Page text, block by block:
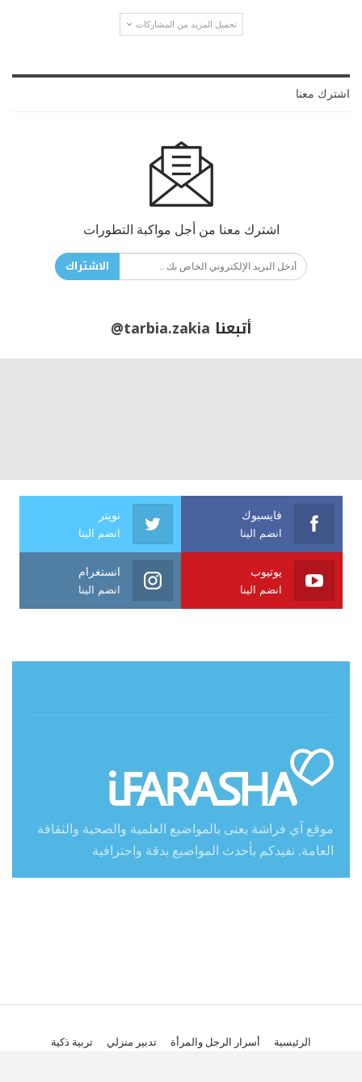
تحميل المزيد من المشاركات
اشترك معنا
اشترك معنا من أجل مواكبة التطورات
الاشتراك
أتبعنا @tarbia.zakia
فايسبوك
انضم الينا
تويتر
انضم الينا
يوتيوب
انضم الينا
انستغرام
انضم الينا
موقع آي فراشة يعنى بالمواضيع العلمية والصحية والثقافة
العامة. نفيدكم بأحدث المواضيع بدقة واحترافية
الرئيسية أسرار الرجل والمرأة تدبير منزلي
تربية ذكية